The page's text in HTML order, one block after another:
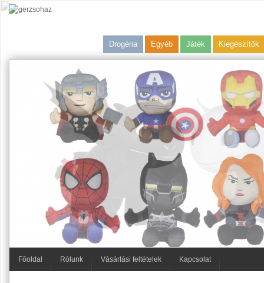
Drogéria Egyéb Játék Kiegészítők
Főoldal Rólunk Vásárlási feltételek Kapcsolat